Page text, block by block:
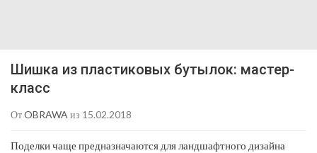
Шишка из пластиковых бутылок: мастер-
класс
ОтOBRAWA из 15.02.2018
Поделки чаще предназначаются для ландшафтного дизайна